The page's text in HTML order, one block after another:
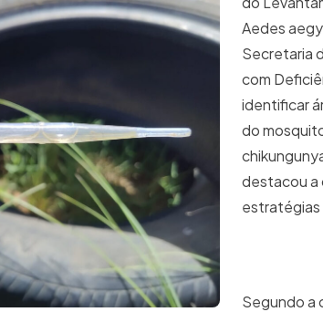
Aedes
Secretaria
com
identificar
do
destacou a
Segundo a